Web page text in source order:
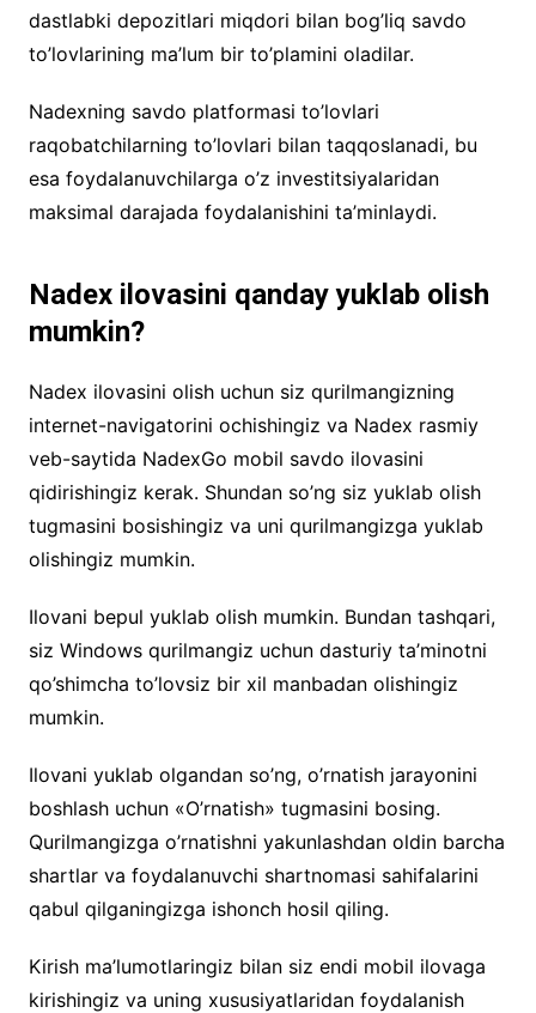
dastlabki depozitlari miqdori bilan bog’liq savdo
to’lovlarining ma’lum bir to’plamini oladilar.
Nadexning savdo platformasi to’lovlari
raqobatchilarning to’lovlari bilan taqqoslanadi, bu
esa foydalanuvchilarga o’z investitsiyalaridan
maksimal darajada foydalanishini ta’minlaydi.
Nadex ilovasini qanday yuklab olish
mumkin?
Nadex ilovasini olish uchun siz qurilmangizning
internet-navigatorini ochishingiz va Nadex rasmiy
veb-saytida NadexGo mobil savdo ilovasini
qidirishingiz kerak. Shundan so’ng siz yuklab olish
tugmasini bosishingiz va uni qurilmangizga yuklab
olishingiz mumkin.
Ilovani bepul yuklab olish mumkin. Bundan tashqari,
siz Windows qurilmangiz uchun dasturiy ta’minotni
qo’shimcha to’lovsiz bir xil manbadan olishingiz
mumkin.
Ilovani yuklab olgandan so’ng, o’rnatish jarayonini
boshlash uchun «O’rnatish» tugmasini bosing.
Qurilmangizga o’rnatishni yakunlashdan oldin barcha
shartlar va foydalanuvchi shartnomasi sahifalarini
qabul qilganingizga ishonch hosil qiling.
Kirish ma’lumotlaringiz bilan siz endi mobil ilovaga
kirishingiz va uning xususiyatlaridan foydalanish